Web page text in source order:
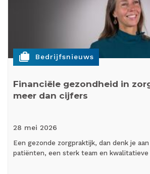
cases Bedrijfsnieuws
Financiële gezondheid in
meer dan cijfers
28 mei 2026
Een gezonde zorgpraktijk, dan denk je
patiënten, een sterk team en kwalitatieve